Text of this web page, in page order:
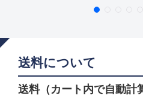
送料について
送料（カート内で自動計